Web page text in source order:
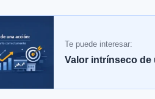
Te puede interesar:
Valor intrínseco